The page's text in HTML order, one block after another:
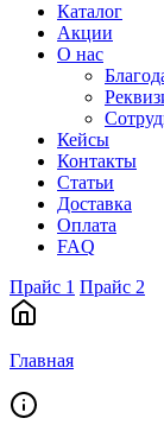
Каталог
Акции
О нас
Кейсы
Контакты
Статьи
Доставка
Оплата
FAQ
Прайс 1 Прайс 2
Главная